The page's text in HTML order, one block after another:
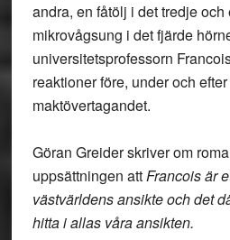
andra, en fåtölj i det tredje
mikrovågsung i det fjärde
universitetsprofessorn
reaktioner före, under och
maktövertagandet.
Göran Greider skriver om
uppsättningen attFrancois är
västvärldens ansikte och det
hitta i allas våra ansikten.